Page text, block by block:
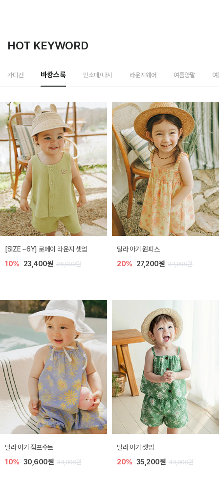
HOT KEYWORD
가디건 바캉스룩 민소매/나시 라운지웨어 여름양말
엘리오 아기 블라우스
20% 21,600원 27,000원
엘로디 니트 아기 뷔스티에
20% 21,600원 27,000원
토닉 아기 민소매 티셔츠
20% 11,200원 14,000원
베티 니트 아기 민소매 티셔츠
10% 24,300원 27,000원